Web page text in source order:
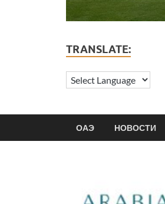
TRANSLATE:
ОАЭ НОВОСТИ